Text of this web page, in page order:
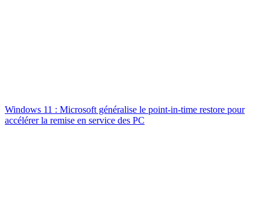
Windows 11 : Microsoft généralise le point-in-time restore pour
accélérer la remise en service des PC